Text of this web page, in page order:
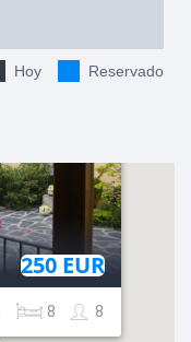
Hoy Reservado
8
8
250 EUR